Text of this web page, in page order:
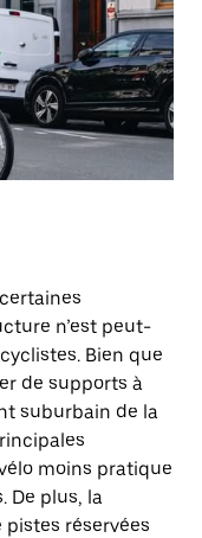
n’est peut-
Bien que
de supports à
suburbain de la
moins pratique
De plus, la
réservées